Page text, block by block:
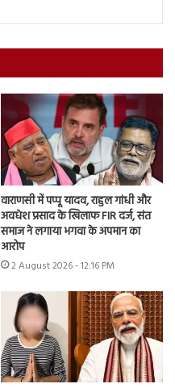
वाराणसी में पप्पू यादव, राहुल गांधी और
अवधेश प्रसाद के खिलाफ FIR दर्ज, संत
समाज ने लगाया भगवा के अपमान का
आरोप
2 August 2026 - 12:16 PM